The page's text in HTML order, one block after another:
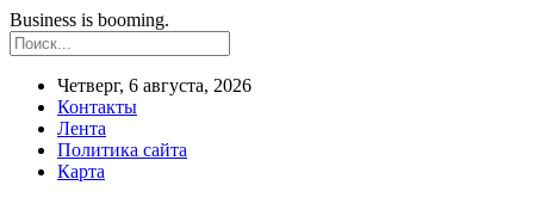
Business is booming.
Четверг, 6 августа, 2026
Контакты
Лента
Политика сайта
Карта